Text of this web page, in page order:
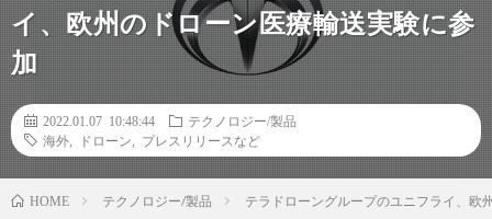
イ、欧州のドローン医療輸送実験に参
加
2022.01.07 10:48:44
テクノロジー/製品
海外
ドローン プレスリリースなど
HOME テクノロジー/製品 テラドローングループのユニフライ、欧